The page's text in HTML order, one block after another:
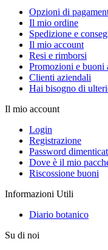
Opzioni di
Il mio ordine
Spedizione e
Il mio account
Resi e rimborsi
Promozioni e buoni
Clienti aziendali
Hai bisogno di
Il mio account
Login
Registrazione
Password
Dove è il mio
Riscossione buoni
Informazioni Utili
Diario botanico
Su di noi